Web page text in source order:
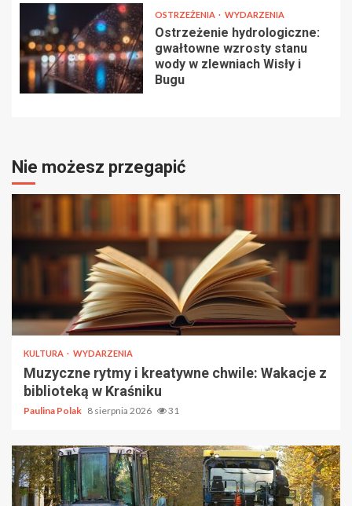
OSTRZEŻENIA WYDARZENIA
Ostrzeżenie hydrologiczne:
gwałtowne wzrosty stanu
wody w zlewniach Wisły i
Bugu
Nie możesz przegapić
KULTURA WYDARZENIA
Muzyczne rytmy i kreatywne chwile: Wakacje z
biblioteką w Kraśniku
Paulina Polak 8 sierpnia 2026 31